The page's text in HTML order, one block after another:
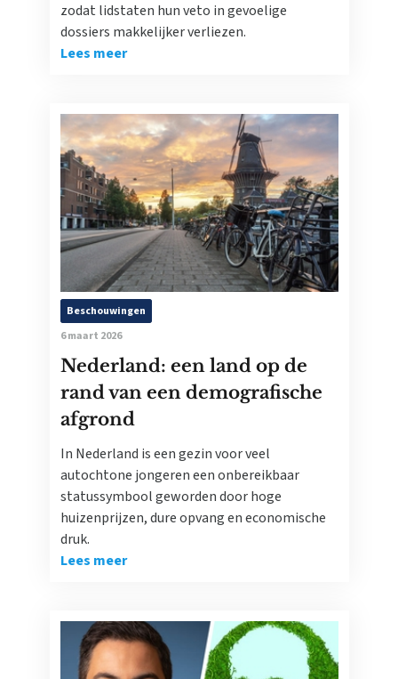
zodat lidstaten hun veto in gevoelige
dossiers makkelijker verliezen.
Lees meer
Beschouwingen
6 maart 2026
Nederland: een land op de
rand van een demografische
afgrond
In Nederland is een gezin voor veel
autochtone jongeren een onbereikbaar
statussymbool geworden door hoge
huizenprijzen, dure opvang en economische
druk.
Lees meer